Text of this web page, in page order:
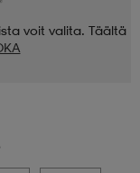
voit valita. Täältä